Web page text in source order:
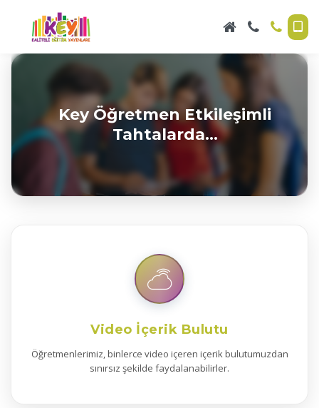
Öğretmenlerimiz İçin Akıllı
Tahtalardayız.
Key Öğretmen Etkileşimli
Tahtalarda...
Video İçerik Bulutu
Öğretmenlerimiz, binlerce video içeren içerik bulutumuzdan
sınırsız şekilde faydalanabilirler.